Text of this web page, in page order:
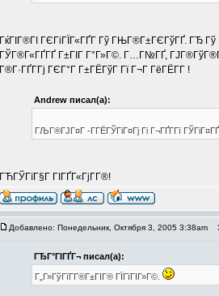
ГќГІГ®ГІ ГЄГіГЇГ«ГҐГ­ Гў ГЊГ®Г±ГЄГўГҐ. ГЂ
ГЎГ®Г«ГҐГҐ Г±ГІГ Г°Г»Г©. Г…Г№ГҐ,
Г®Г·ГҐГ­Гј ГЄГ°Г Г±ГЁГўГ Гї Г¬Г ГёГЁГ­Г !
Andrew писал(а):
ГЉГ®ГЈГ¤Г -Г­ГЁГЎГіГ¤Гј Гі Г¬ГҐГ­Гї
ГЋГЎГїГ§Г ГІГҐГ«ГјГ­Г®!
Добавлено: Понедельник, Октября 3, 2005 3:38am
ГЂГ°ГІГҐГ¬ писал(а):
Г„Г»ГўГїГ­Г®Г±ГІГ® ГЇГїГІГ»Г©.